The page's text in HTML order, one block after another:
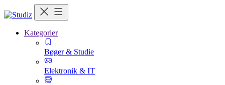
Kategorier
Bøger & Studie
Elektronik & IT